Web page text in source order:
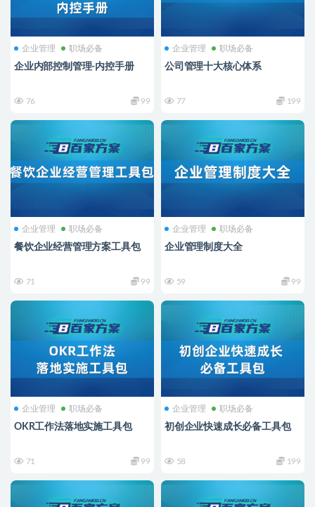
企业管理 职场必备
企业内部控制管理-内控手册
76 99
企业管理 职场必备
公司管理十大核心体系
77 199
企业管理 职场必备
餐饮企业经营管理方案工具包
71 99
企业管理 职场必备
企业管理制度大全
59 99
企业管理 职场必备
OKR工作法落地实施工具包
71 99
企业管理 职场必备
初创企业快速成长必备工具包
58 199